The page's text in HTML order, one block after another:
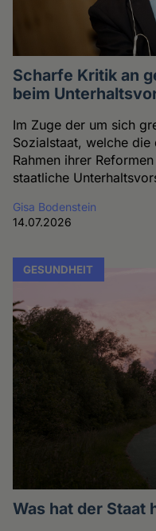
Scharfe Kritik an
beim
Im Zuge der um sich
Sozialstaat, welche
Rahmen ihrer
staatliche
Gisa Bodenstein
14.07.2026
GESUNDHEIT
Was hat der Staat